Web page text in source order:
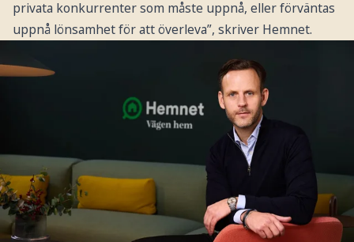
privata konkurrenter som måste uppnå, eller förväntas
uppnå lönsamhet för att överleva”, skriver Hemnet.